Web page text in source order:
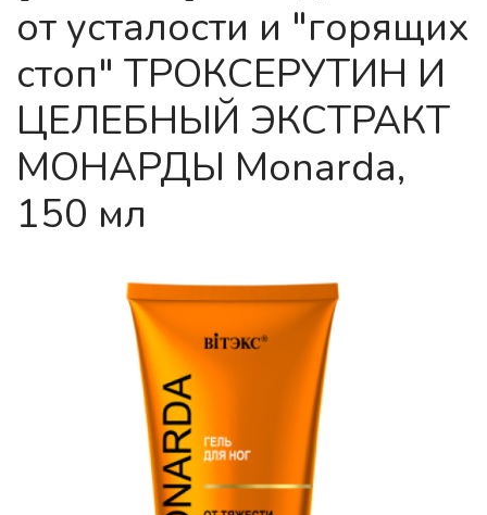
от усталости и "горящих
стоп" ТРОКСЕРУТИН И
ЦЕЛЕБНЫЙ ЭКСТРАКТ
МОНАРДЫ Monarda,
150 мл